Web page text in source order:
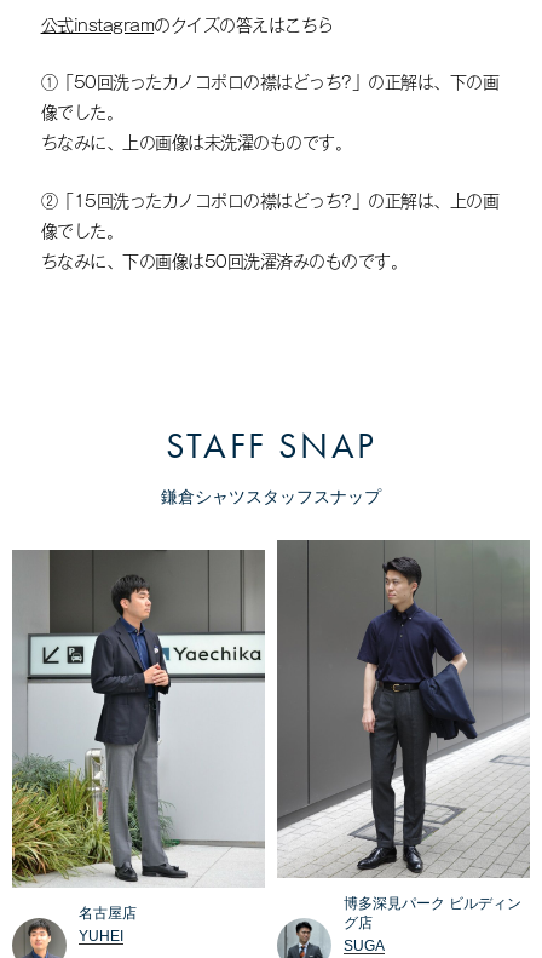
公式instagramのクイズの答えはこちら
①「50回洗ったカノコポロの襟はどっち?」の正解は、下の画
像でした。
ちなみに、上の画像は未洗濯のものです。
②「15回洗ったカノコポロの襟はどっち?」の正解は、上の画
像でした。
ちなみに、下の画像は50回洗濯済みのものです。
STAFF SNAP
鎌倉シャツスタッフスナップ
名古屋店
YUHEI
博多深見パーク ビルディン
グ店
SUGA